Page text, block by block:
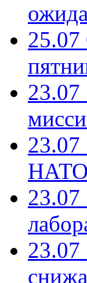
25.07
23.07
23.07
НАТО
23.07
23.07